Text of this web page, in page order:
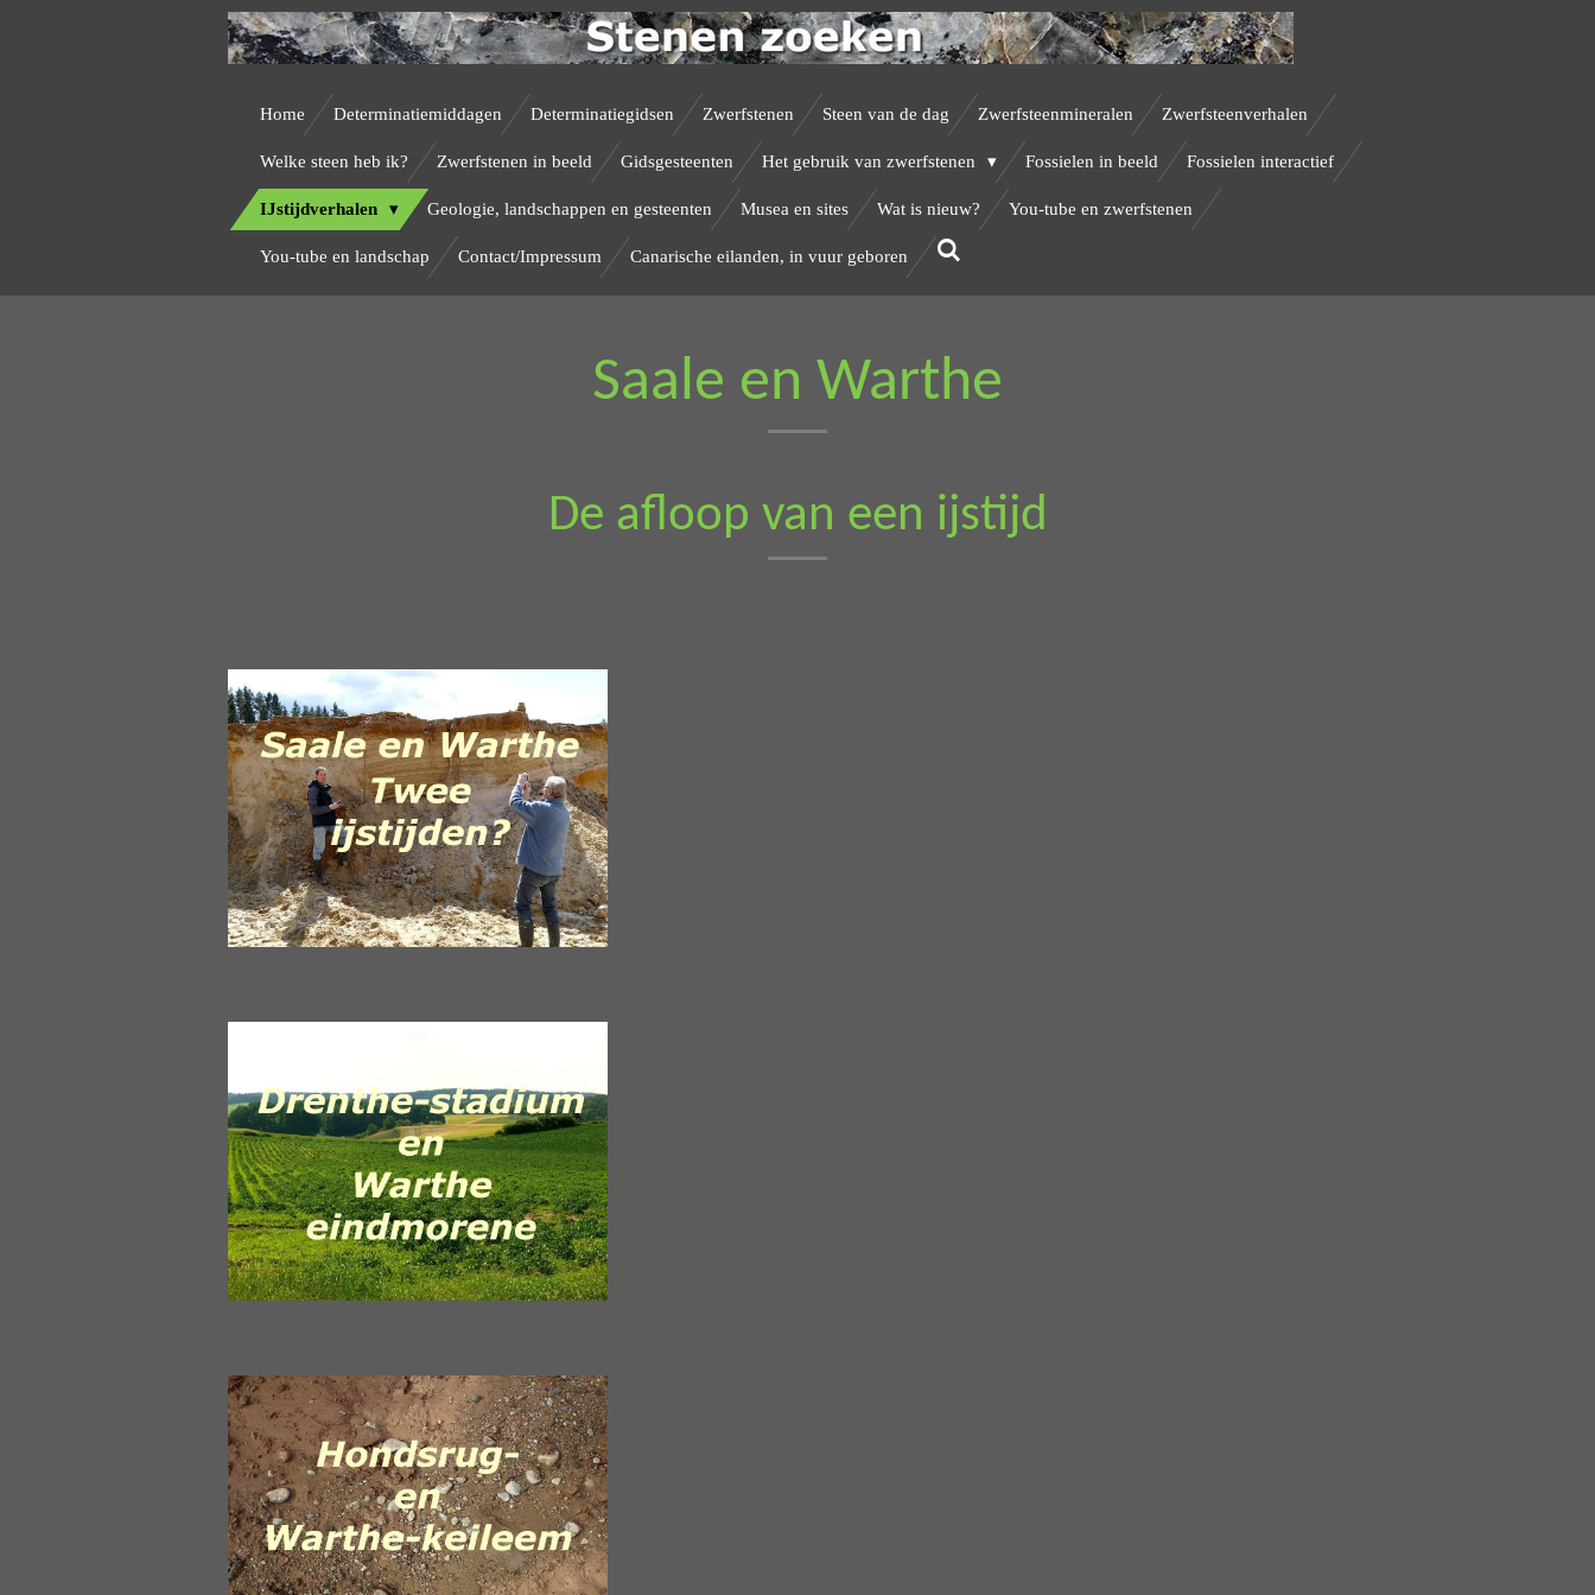
Home Determinatiemiddagen Determinatiegidsen Zwerfstenen Steen van de dag Zwerfsteenmineralen Zwerfsteenverhalen
Welke steen heb ik? Zwerfstenen in beeld Gidsgesteenten Het gebruik van zwerfstenen Fossielen in beeld Fossielen interactief
IJstijdverhalen Geologie, landschappen en gesteenten Musea en sites Wat is nieuw? You-tube en zwerfstenen
You-tube en landschap Contact/Impressum Canarische eilanden, in vuur geboren
Saale en Warthe
De afloop van een ijstijd